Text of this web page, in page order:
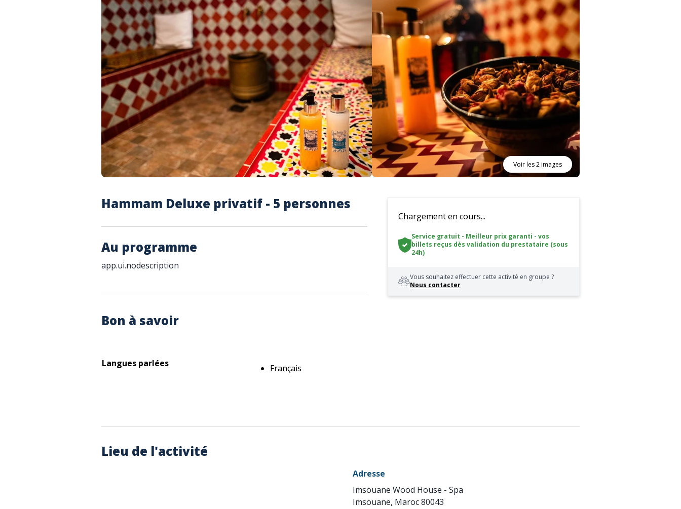
Voir les 2 images
Hammam Deluxe privatif - 5 personnes
Au programme
app.ui.nodescription
Bon à savoir
Langues parlées Français
Chargement en cours...
Service gratuit - Meilleur prix garanti - vos
billets reçus dès validation du prestataire (sous
24h)
Vous souhaitez effectuer cette activité en groupe ?
Nous contacter
Lieu de l'activité
Adresse
Imsouane Wood House - Spa
Imsouane, Maroc 80043